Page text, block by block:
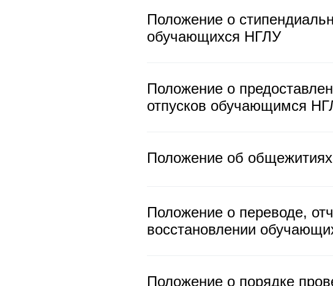
Положение о
обучающихся НГЛУ
Положение о
отпусков обучающимся
Положение об
Положение о переводе,
восстановлении
Положение о порядке